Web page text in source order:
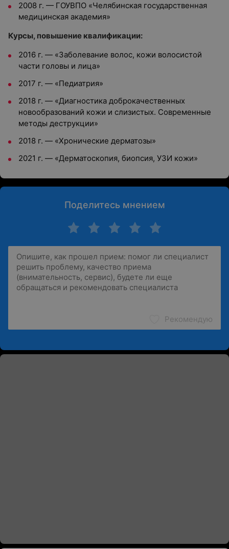
2008 г. — ГОУВПО «Челябинская государственная
медицинская академия»
Курсы, повышение квалификации:
2016 г. — «Заболевание волос, кожи волосистой
части головы и лица»
2017 г. — «Педиатрия»
2018 г. — «Диагностика доброкачественных
новообразований кожи и слизистых. Современные
методы деструкции»
2018 г. — «Хронические дерматозы»
2021 г. — «Дерматоскопия, биопсия, УЗИ кожи»
Поделитесь мнением
Рекомендую